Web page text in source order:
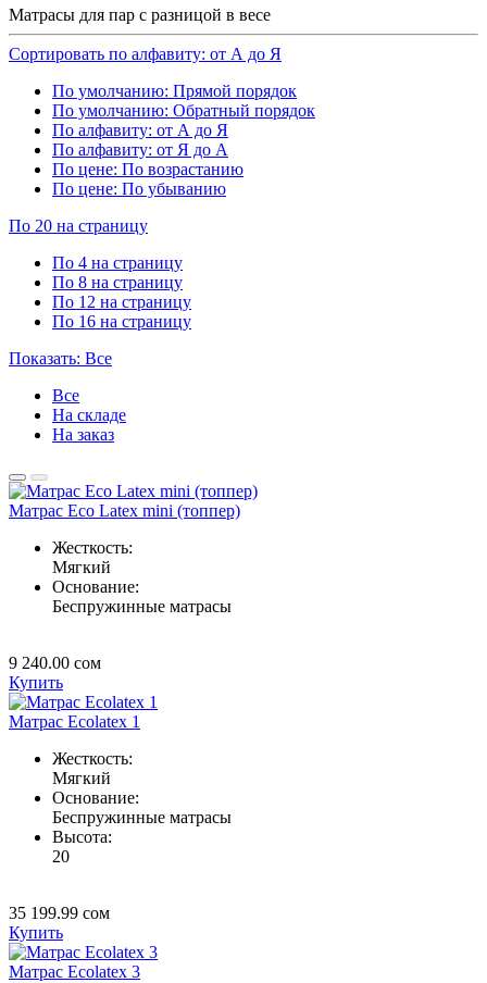
Матрасы для пар с разницой в весе
Сортировать по алфавиту: от А до Я
По умолчанию: Прямой порядок
По умолчанию: Обратный порядок
По алфавиту: от А до Я
По алфавиту: от Я до А
По цене: По возрастанию
По цене: По убыванию
По 20 на страницу
По 4 на страницу
По 8 на страницу
По 12 на страницу
По 16 на страницу
Показать: Все
Все
На складе
На заказ
Матрас Eco Latex mini (топпер)
Жесткость:
Мягкий
Основание:
Беспружинные матрасы
9 240.00 сом
Купить
Матрас Ecolatex 1
Жесткость:
Мягкий
Основание:
Беспружинные матрасы
Высота:
20
35 199.99 сом
Купить
Матрас Ecolatex 3